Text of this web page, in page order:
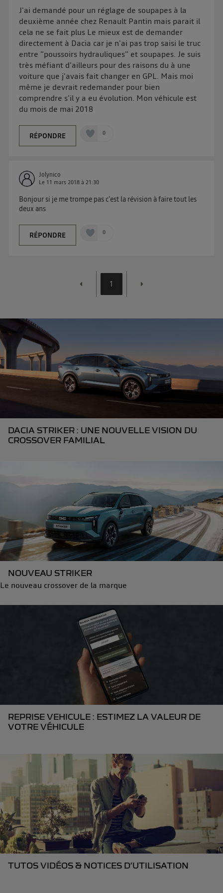
J'ai demandé pour un réglage de soupapes à la
deuxième année chez Renault Pantin mais parait il
cela ne se fait plus Le mieux est de demander
directement à Dacia car je n'ai pas trop saisi le truc
entre "poussoirs hydrauliques" et soupapes. Je suis
très méfiant d'ailleurs pour des raisons du à une
voiture que j'avais fait changer en GPL. Mais moi
même je devrait redemander pour bien
comprendre s'il y a eu évolution. Mon véhicule est
du mois de mai 2018
RÉPONDRE 0
Jolynico
Le 11 mars 2018 à21:30
Bonjour si je me trompe pas c'est la révision à faire tout les
deux ans
RÉPONDRE 0
1
DACIA STRIKER : UNE NOUVELLE VISION DU
CROSSOVER FAMILIAL
NOUVEAU STRIKER
Le nouveau crossover de la marque
REPRISE VEHICULE : ESTIMEZ LA VALEUR DE
VOTRE VÉHICULE
TUTOS VIDÉOS & NOTICES D’UTILISATION
d'information sur les données personnelles
d'Utiq.